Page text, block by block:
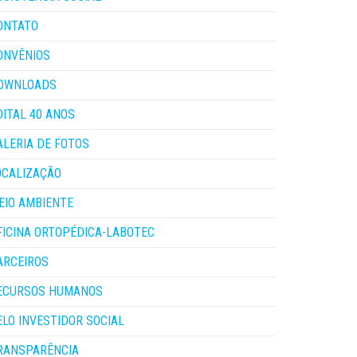
40 ANOS
DE FOTOS
AMBIENTE
ORTOPÉDICA-LABOTEC
HUMANOS
INVESTIDOR SOCIAL